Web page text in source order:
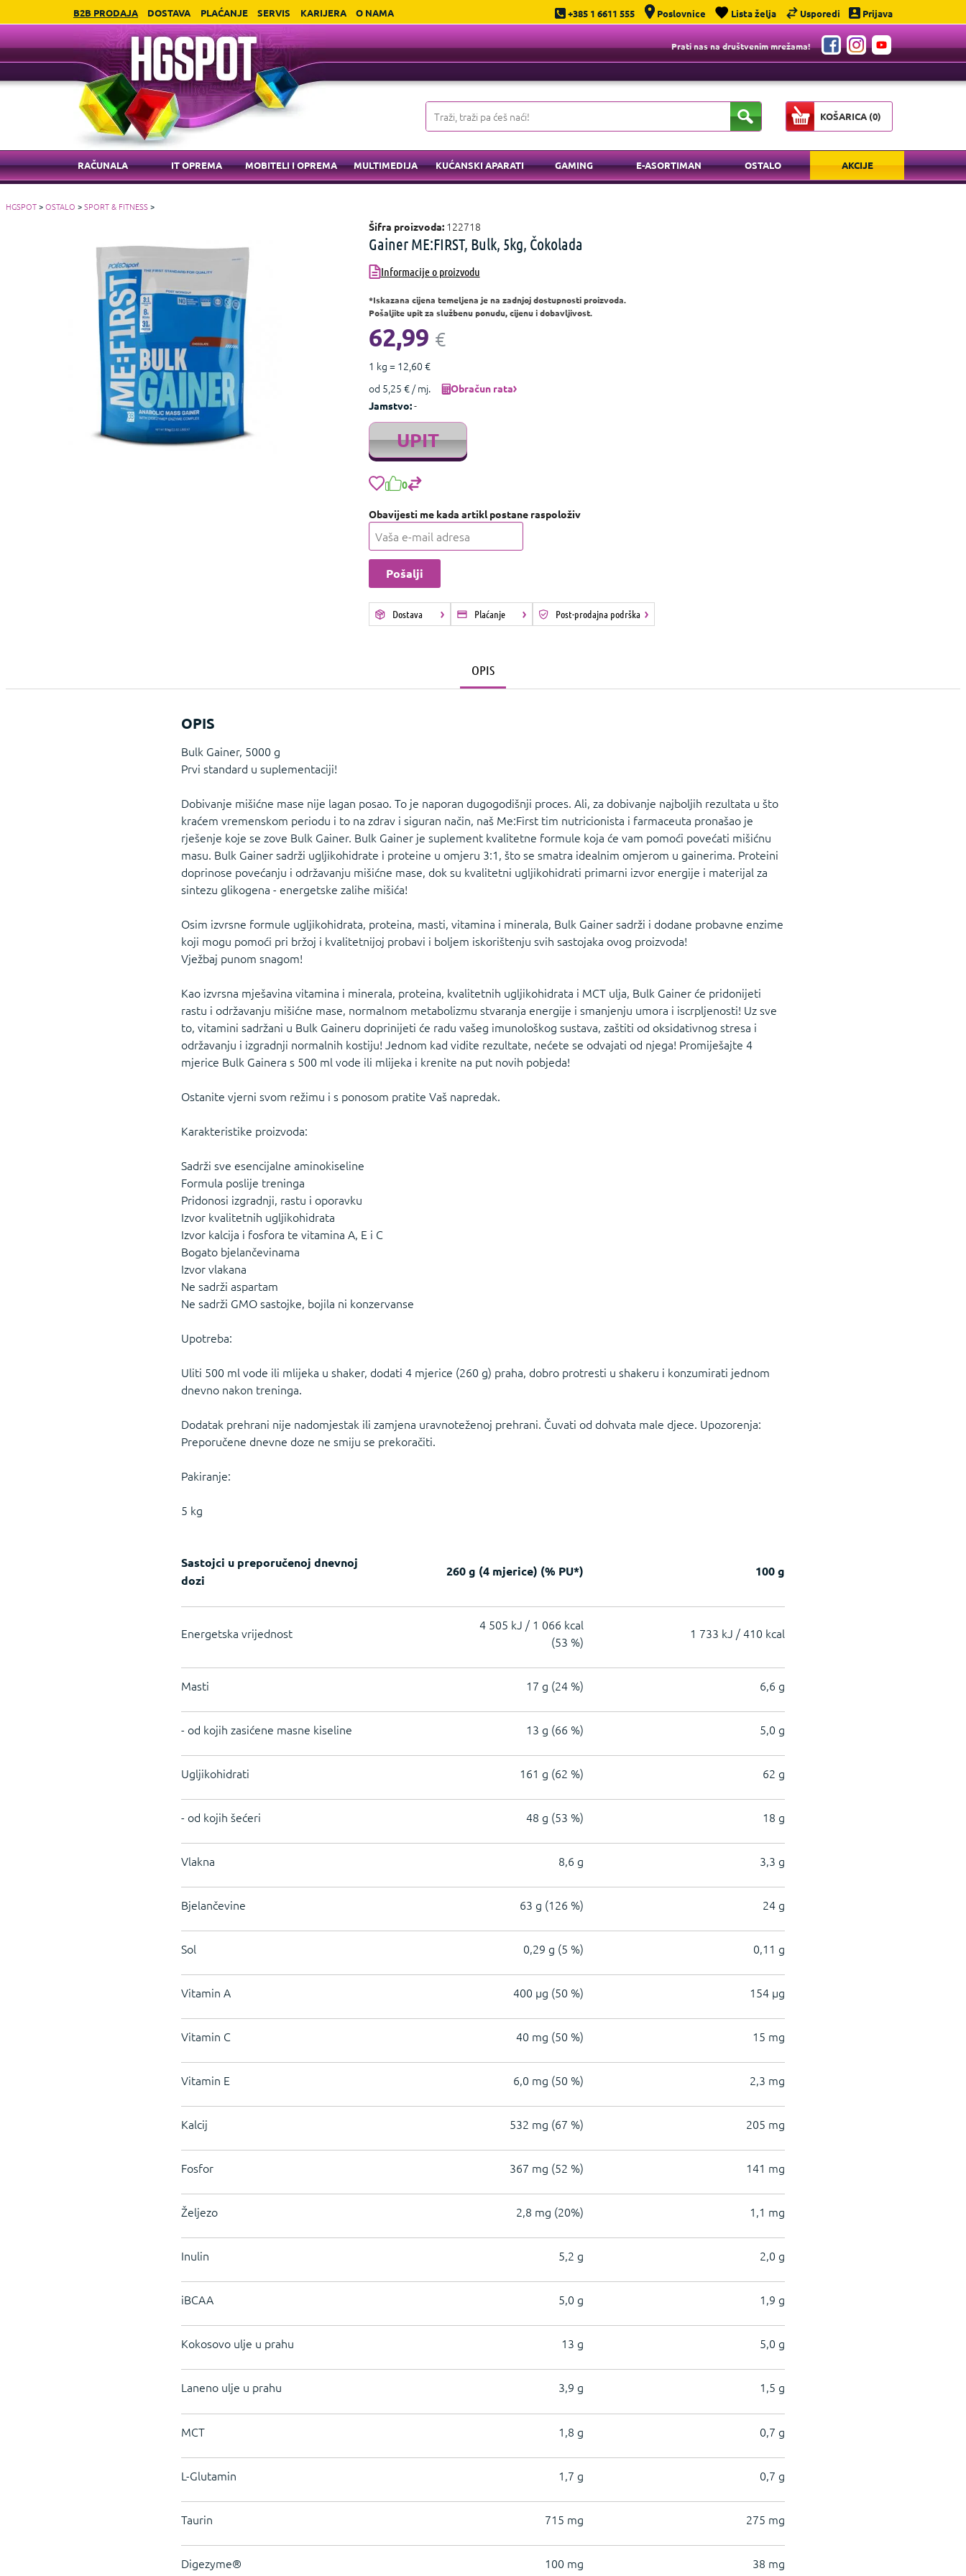
B2B PRODAJA DOSTAVA PLAĆANJE SERVIS KARIJERA O NAMA +385 1 6611 555 Poslovnice Lista želja Usporedi Prijava
Prati nas na društvenim mrežama!
KOŠARICA (0)
RAČUNALA IT OPREMA MOBITELI I OPREMA MULTIMEDIJA KUĆANSKI APARATI GAMING E-ASORTIMAN OSTALO AKCIJE
HGSPOT>OSTALO >SPORT & FITNESS>
Šifra proizvoda: 122718
Gainer ME:FIRST, Bulk, 5kg, Čokolada
Informacije o proizvodu
*Iskazana cijena temeljena je na zadnjoj dostupnosti proizvoda.
Pošaljite upit za službenu ponudu, cijenu i dobavljivost.
62,99 €
1 kg = 12,60 €
od 5,25 € / mj.
Obračun rata
Jamstvo:-
UPIT
0
Obavijesti me kada artikl postane raspoloživ
Dostava Plaćanje Post-prodajna podrška
OPIS
OPIS
Bulk Gainer, 5000 g
Prvi standard u suplementaciji!
Dobivanje mišićne mase nije lagan posao. To je naporan dugogodišnji proces. Ali, za dobivanje najboljih rezultata u što
kraćem vremenskom periodu i to na zdrav i siguran način, naš Me:First tim nutricionista i farmaceuta pronašao je
rješenje koje se zove Bulk Gainer. Bulk Gainer je suplement kvalitetne formule koja će vam pomoći povećati mišićnu
masu. Bulk Gainer sadrži ugljikohidrate i proteine u omjeru 3:1, što se smatra idealnim omjerom u gainerima. Proteini
doprinose povećanju i održavanju mišićne mase, dok su kvalitetni ugljikohidrati primarni izvor energije i materijal za
sintezu glikogena - energetske zalihe mišića!
Osim izvrsne formule ugljikohidrata, proteina, masti, vitamina i minerala, Bulk Gainer sadrži i dodane probavne enzime
koji mogu pomoći pri bržoj i kvalitetnijoj probavi i boljem iskorištenju svih sastojaka ovog proizvoda!
Vježbaj punom snagom!
Kao izvrsna mješavina vitamina i minerala, proteina, kvalitetnih ugljikohidrata i MCT ulja, Bulk Gainer će pridonijeti
rastu i održavanju mišićne mase, normalnom metabolizmu stvaranja energije i smanjenju umora i iscrpljenosti! Uz sve
to, vitamini sadržani u Bulk Gaineru doprinijeti će radu vašeg imunološkog sustava, zaštiti od oksidativnog stresa i
održavanju i izgradnji normalnih kostiju! Jednom kad vidite rezultate, nećete se odvajati od njega! Promiješajte 4
mjerice Bulk Gainera s 500 ml vode ili mlijeka i krenite na put novih pobjeda!
Ostanite vjerni svom režimu i s ponosom pratite Vaš napredak.
Karakteristike proizvoda:
Sadrži sve esencijalne aminokiseline
Formula poslije treninga
Pridonosi izgradnji, rastu i oporavku
Izvor kvalitetnih ugljikohidrata
Izvor kalcija i fosfora te vitamina A, E i C
Bogato bjelančevinama
Izvor vlakana
Ne sadrži aspartam
Ne sadrži GMO sastojke, bojila ni konzervanse
Upotreba:
Uliti 500 ml vode ili mlijeka u shaker, dodati 4 mjerice (260 g) praha, dobro protresti u shakeru i konzumirati jednom
dnevno nakon treninga.
Dodatak prehrani nije nadomjestak ili zamjena uravnoteženoj prehrani. Čuvati od dohvata male djece. Upozorenja:
Preporučene dnevne doze ne smiju se prekoračiti.
Pakiranje:
5 kg
Sastojci u preporučenoj dnevnoj
dozi
260 g (4 mjerice) (% PU*) 100 g
Energetska vrijednost
4 505 kJ / 1 066 kcal
(53 %)
1 733 kJ / 410 kcal
Masti 17 g (24 %) 6,6 g
- od kojih zasićene masne kiseline 13 g (66 %) 5,0 g
Ugljikohidrati 161 g (62 %) 62 g
- od kojih šećeri 48 g (53 %) 18 g
Vlakna 8,6 g 3,3 g
Bjelančevine 63 g (126 %) 24 g
Sol 0,29 g (5 %) 0,11 g
Vitamin A 400 µg (50 %) 154 µg
Vitamin C 40 mg (50 %) 15 mg
Vitamin E 6,0 mg (50 %) 2,3 mg
Kalcij 532 mg (67 %) 205 mg
Fosfor 367 mg (52 %) 141 mg
Željezo 2,8 mg (20%) 1,1 mg
Inulin 5,2 g 2,0 g
iBCAA 5,0 g 1,9 g
Kokosovo ulje u prahu 13 g 5,0 g
Laneno ulje u prahu 3,9 g 1,5 g
MCT 1,8 g 0,7 g
L-Glutamin 1,7 g 0,7 g
Taurin 715 mg 275 mg
Digezyme® 100 mg 38 mg